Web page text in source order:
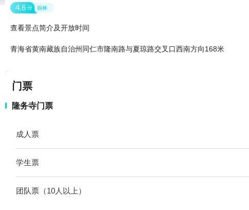
4.6 分 很棒
查看景点简介及开放时间
青海省黄南藏族自治州同仁市隆南路与夏琼路交叉口西南方向168米
门票
隆务寺门票
成人票
学生票
团队票（10人以上）